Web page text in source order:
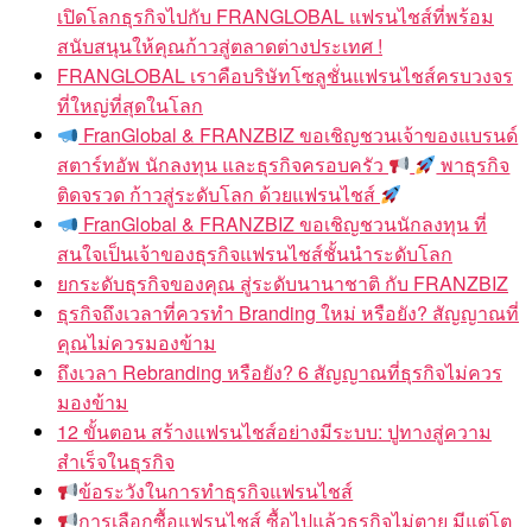
เปิดโลกธุรกิจไปกับ FRANGLOBAL แฟรนไชส์ที่พร้อม
สนับสนุนให้คุณก้าวสู่ตลาดต่างประเทศ !
FRANGLOBAL เราคือบริษัทโซลูชั่นแฟรนไชส์ครบวงจร
ที่ใหญ่ที่สุดในโลก
FranGlobal & FRANZBIZ ขอเชิญชวนเจ้าของแบรนด์
สตาร์ทอัพ นักลงทุน และธุรกิจครอบครัว
พาธุรกิจ
ติดจรวด ก้าวสู่ระดับโลก ด้วยแฟรนไชส์
FranGlobal & FRANZBIZ ขอเชิญชวนนักลงทุน ที่
สนใจเป็นเจ้าของธุรกิจแฟรนไชส์ชั้นนำระดับโลก
ยกระดับธุรกิจของคุณ สู่ระดับนานาชาติ กับ FRANZBIZ
ธุรกิจถึงเวลาที่ควรทำ Branding ใหม่ หรือยัง? สัญญาณที่
คุณไม่ควรมองข้าม
ถึงเวลา Rebranding หรือยัง? 6 สัญญาณที่ธุรกิจไม่ควร
มองข้าม
12 ขั้นตอน สร้างแฟรนไชส์อย่างมีระบบ: ปูทางสู่ความ
สำเร็จในธุรกิจ
ข้อระวังในการทำธุรกิจแฟรนไชส์
การเลือกซื้อแฟรนไชส์ ซื้อไปแล้วธุรกิจไม่ตาย มีแต่โต